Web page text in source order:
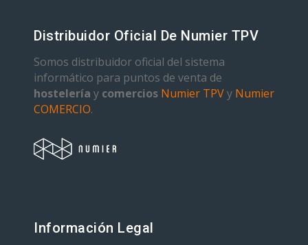
Distribuidor Oficial De Numier TPV
Somos distribuidor oficial del sistema
informático para puntos de venta de
hostelería y comercios Numier TPVy Numier
COMERCIO.
Información Legal